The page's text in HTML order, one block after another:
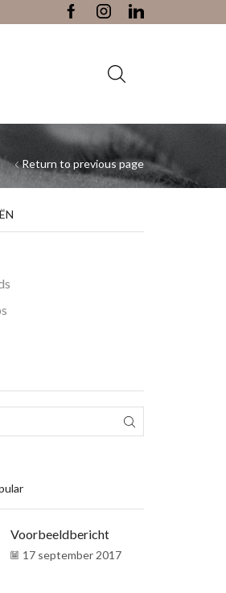
Return to previous page
SEARCH
Voorbeeldbericht
17 september 2017